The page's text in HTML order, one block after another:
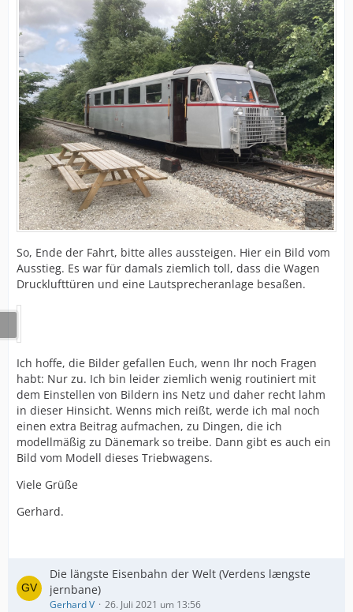
So, Ende der Fahrt, bitte alles aussteigen. Hier ein Bild vom
Ausstieg. Es war für damals ziemlich toll, dass die Wagen
Drucklufttüren und eine Lautsprecheranlage besaßen.
Ich hoffe, die Bilder gefallen Euch, wenn Ihr noch Fragen
habt: Nur zu. Ich bin leider ziemlich wenig routiniert mit
dem Einstellen von Bildern ins Netz und daher recht lahm
in dieser Hinsicht. Wenns mich reißt, werde ich mal noch
einen extra Beitrag aufmachen, zu Dingen, die ich
modellmäßig zu Dänemark so treibe. Dann gibt es auch ein
Bild vom Modell dieses Triebwagens.
Viele Grüße
Gerhard.
Die längste Eisenbahn der Welt (Verdens længste
jernbane)
Gerhard V 26. Juli 2021 um 13:56